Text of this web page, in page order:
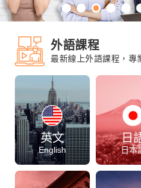
企業客戶
就業輔導
部落格
線上體驗
外語課程
最新線上外語課程，專
英文
English
日
日本